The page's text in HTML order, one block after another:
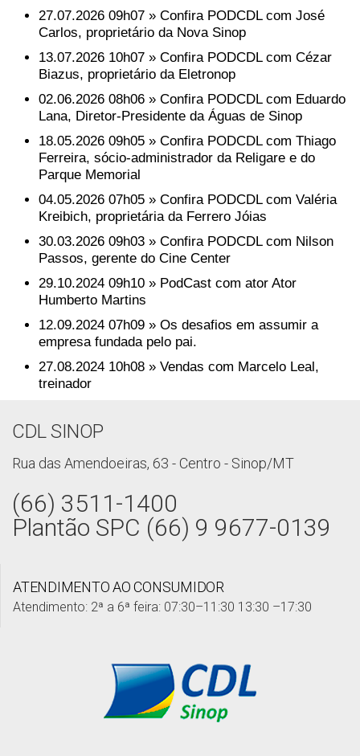
27.07.2026 09h07 » Confira PODCDL com José
Carlos, proprietário da Nova Sinop
13.07.2026 10h07 » Confira PODCDL com Cézar
Biazus, proprietário da Eletronop
02.06.2026 08h06 » Confira PODCDL com Eduardo
Lana, Diretor-Presidente da Águas de Sinop
18.05.2026 09h05 » Confira PODCDL com Thiago
Ferreira, sócio-administrador da Religare e do
Parque Memorial
04.05.2026 07h05 » Confira PODCDL com Valéria
Kreibich, proprietária da Ferrero Jóias
30.03.2026 09h03 » Confira PODCDL com Nilson
Passos, gerente do Cine Center
29.10.2024 09h10 » PodCast com ator Ator
Humberto Martins
12.09.2024 07h09 » Os desafios em assumir a
empresa fundada pelo pai.
27.08.2024 10h08 » Vendas com Marcelo Leal,
treinador
CDL SINOP
Rua das Amendoeiras, 63 - Centro - Sinop/MT
(66) 3511-1400
Plantão SPC (66) 9 9677-0139
ATENDIMENTO AO CONSUMIDOR
Atendimento: 2ª a 6ª feira: 07:30–11:30 13:30 –17:30